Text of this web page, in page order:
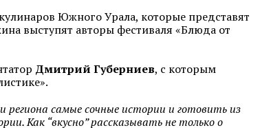
Южного Урала, которые представят
выступят авторы фестиваля «Блюда от
Дмитрий Губерниев, с которым
региона самые сочные истории и готовить из
Как “вкусно” рассказывать не только о